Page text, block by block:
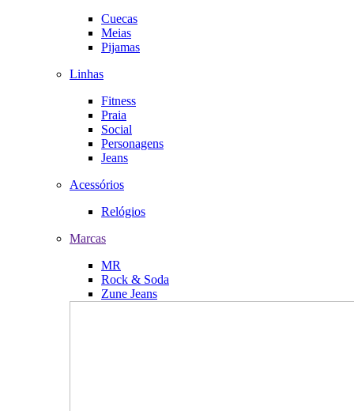
Cuecas
Meias
Pijamas
Linhas
Fitness
Praia
Social
Personagens
Jeans
Acessórios
Relógios
Marcas
MR
Rock & Soda
Zune Jeans